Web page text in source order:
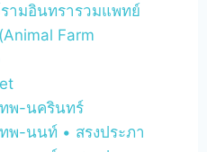
ามอินทรารวมแพทย์
Farm
ทพ-นครินทร์
พ-นนท์ • สรงประภา